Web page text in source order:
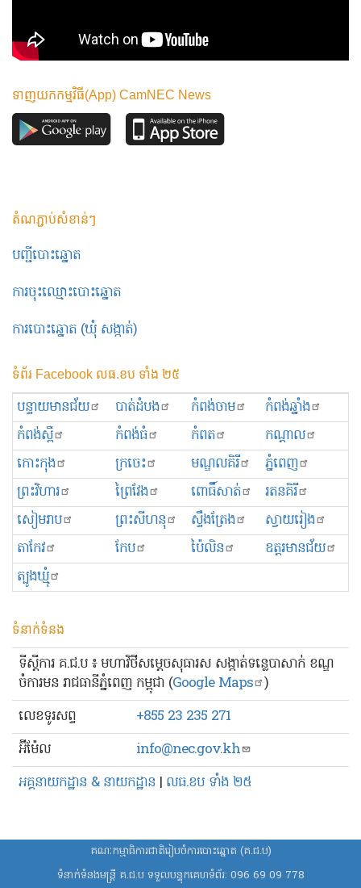
ទាញយកកម្មវិធី(App) CamNEC News
តំណភ្ជាប់សំខាន់ៗ
បញ្ជីបោះឆ្នោត
ការចុះឈ្មោះបោះឆ្នោត
ការបោះឆ្នោត (ឃុំ សង្កាត់)
ទំព័រ Facebook លធ.ខប ទាំង ២៥
បន្ទាយមានជ័យ បាត់ដំបង កំពង់ចាម
កំពង់ឆ្នាំង
កំពង់ស្ពឺ
កំពង់ធំ កំពត
កណ្ដាល
កោះកុង
ក្រចេះ មណ្ឌលគិរី
ភ្នំពេញ
ព្រះ​វិហារ
ព្រៃវែង ពោធិ៍សាត់
រតនគិរី
សៀមរាប
ព្រះសីហនុ ស្ទឹងត្រែង
ស្វាយរៀង
តាកែវ
កែប ប៉ៃលិន
ឧត្ដរមានជ័យ
ត្បូងឃ្មុំ
ទំនាក់ទំនង
ទីស្ដីការ គ.ជ.ប ៖ មហាវិថីសម្ដេចសុធារស សង្កាត់ទន្លេបាសាក់ ខណ្ឌ
ចំការមន រាជធានីភ្នំពេញ កម្ពុជា (Google Maps )
លេខ​ទូរសព្ទ
+855 23 235 271
អ៊ីម៉ែល
info@nec.gov.kh
អគ្គនាយកដ្ឋាន & នាយកដ្ឋាន | លធ.ខប ទាំង ២៥
គណៈកម្មាធិការជាតិរៀបចំការបោះឆ្នោត (គ.ជ.ប)
ទំនាក់ទំនងមន្ត្រី គ.ជ.ប ទទួលបន្ទុកគេហទំព័រ: 096 69 09 778